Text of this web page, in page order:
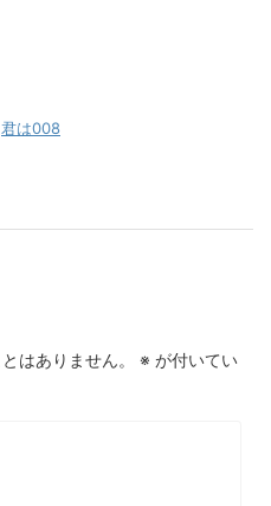
君は008
はありません。 ※ が付いてい